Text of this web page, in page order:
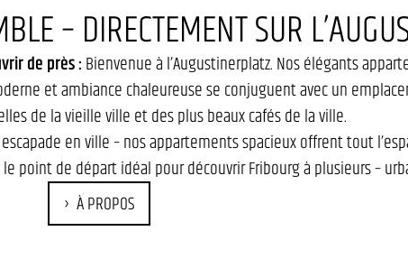
– DIRECTEMENT SUR
de près : Bienvenue à l’Augustinerplatz. Nos élégants
et ambiance chaleureuse se conjuguent avec un
de la vieille ville et des plus beaux cafés de la ville.
en ville – nos appartements spacieux offrent tout
point de départ idéal pour découvrir Fribourg à plusieurs –
À PROPOS